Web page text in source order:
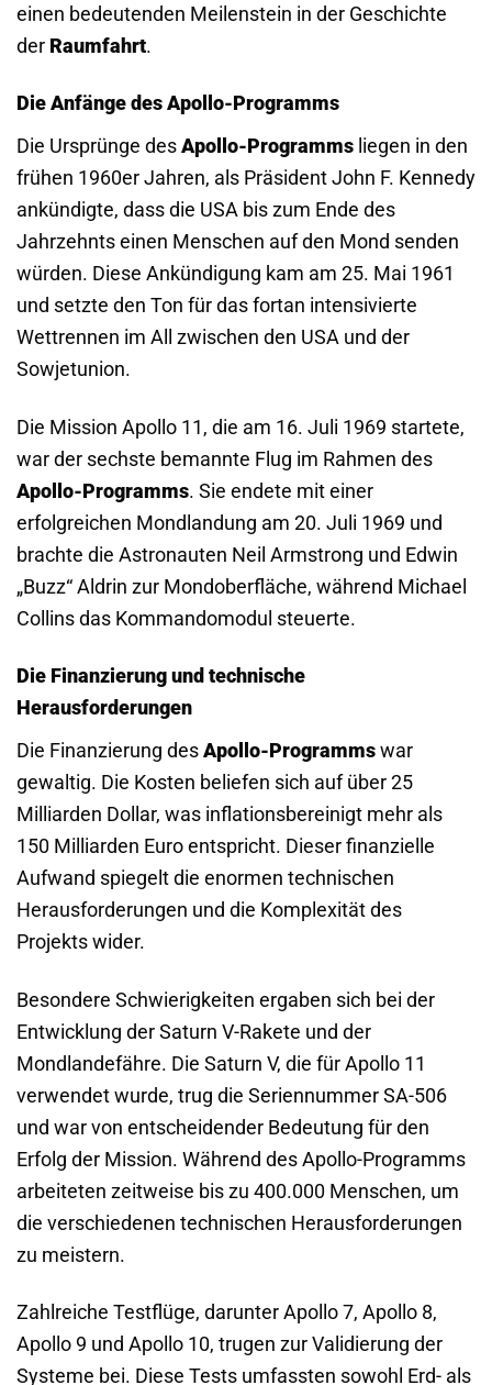
einen bedeutenden Meilenstein in der Geschichte
der Raumfahrt.
Die Anfänge des Apollo-Programms
Die Ursprünge desApollo-Programms liegen in den
frühen 1960er Jahren, als Präsident John F. Kennedy
ankündigte, dass die USA bis zum Ende des
Jahrzehnts einen Menschen auf den Mond senden
würden. Diese Ankündigung kam am 25. Mai 1961
und setzte den Ton für das fortan intensivierte
Wettrennen im All zwischen den USA und der
Sowjetunion.
Die Mission Apollo 11, die am 16. Juli 1969 startete,
war der sechste bemannte Flug im Rahmen des
Apollo-Programms. Sie endete mit einer
erfolgreichen Mondlandung am 20. Juli 1969 und
brachte die Astronauten Neil Armstrong und Edwin
„Buzz“ Aldrin zur Mondoberfläche, während Michael
Collins das Kommandomodul steuerte.
Die Finanzierung und technische
Herausforderungen
Die Finanzierung desApollo-Programmswar
gewaltig. Die Kosten beliefen sich auf über 25
Milliarden Dollar, was inflationsbereinigt mehr als
150 Milliarden Euro entspricht. Dieser finanzielle
Aufwand spiegelt die enormen technischen
Herausforderungen und die Komplexität des
Projekts wider.
Besondere Schwierigkeiten ergaben sich bei der
Entwicklung der Saturn V-Rakete und der
Mondlandefähre. Die Saturn V, die für Apollo 11
verwendet wurde, trug die Seriennummer SA-506
und war von entscheidender Bedeutung für den
Erfolg der Mission. Während des Apollo-Programms
arbeiteten zeitweise bis zu 400.000 Menschen, um
die verschiedenen technischen Herausforderungen
zu meistern.
Zahlreiche Testflüge, darunter Apollo 7, Apollo 8,
Apollo 9 und Apollo 10, trugen zur Validierung der
Systeme bei. Diese Tests umfassten sowohl Erd- als